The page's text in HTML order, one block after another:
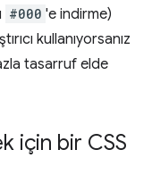
#000 'e indirme)
kullanıyorsanız
tasarruf elde
için bir CSS